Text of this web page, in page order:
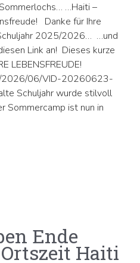
…Haiti –
Danke für Ihre
2025/2026… …und
Link an! Dieses kurze
LEBENSFREUDE!
2026/06/VID-20260623-
Schuljahr wurde stilvoll
Sommercamp ist nun in
Ende
Haiti